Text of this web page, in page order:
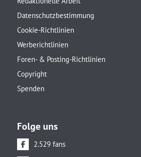
Datenschutzbestimmung
Cookie-Richtlinien
Werberichtlinien
Foren- & Posting-Richtlinien
Copyright
Spenden
Folge uns
2.529 fans